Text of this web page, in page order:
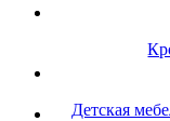
Детская